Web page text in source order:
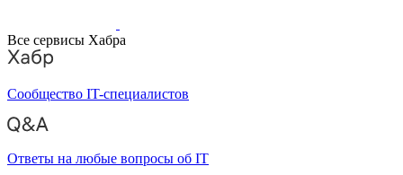
Все сервисы Хабра
Сообщество IT-специалистов
Ответы на любые вопросы об IT